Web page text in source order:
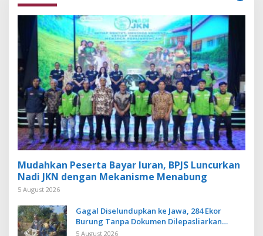
Mudahkan Peserta Bayar Iuran, BPJS Luncurkan
Nadi JKN dengan Mekanisme Menabung
5 August 2026
Gagal Diselundupkan ke Jawa, 284 Ekor
Burung Tanpa Dokumen Dilepasliarkan
Cegah Ancaman Penyakit
5 August 2026